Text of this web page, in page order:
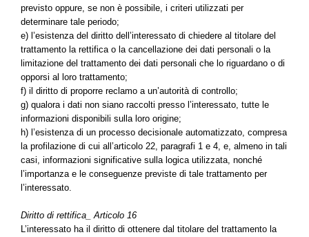
previsto oppure, se non è possibile, i criteri utilizzati per
determinare tale periodo;
e) l’esistenza del diritto dell’interessato di chiedere al titolare del
trattamento la rettifica o la cancellazione dei dati personali o la
limitazione del trattamento dei dati personali che lo riguardano o di
opporsi al loro trattamento;
f) il diritto di proporre reclamo a un’autorità di controllo;
g) qualora i dati non siano raccolti presso l’interessato, tutte le
informazioni disponibili sulla loro origine;
h) l’esistenza di un processo decisionale automatizzato, compresa
la profilazione di cui all’articolo 22, paragrafi 1 e 4, e, almeno in tali
casi, informazioni significative sulla logica utilizzata, nonché
l’importanza e le conseguenze previste di tale trattamento per
l’interessato.
Diritto di rettifica_ Articolo 16
L’interessato ha il diritto di ottenere dal titolare del trattamento la